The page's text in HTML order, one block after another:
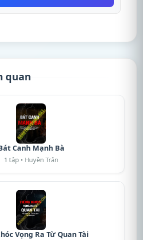
quan
Canh Mạnh Bà
1 tập • Huyền Trân
Vọng Ra Từ Quan Tài